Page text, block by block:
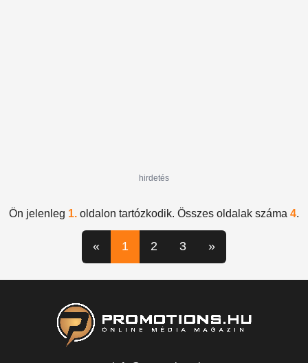
hirdetés
Ön jelenleg 1. oldalon tartózkodik. Összes oldalak száma 4.
« 1 2 3 »